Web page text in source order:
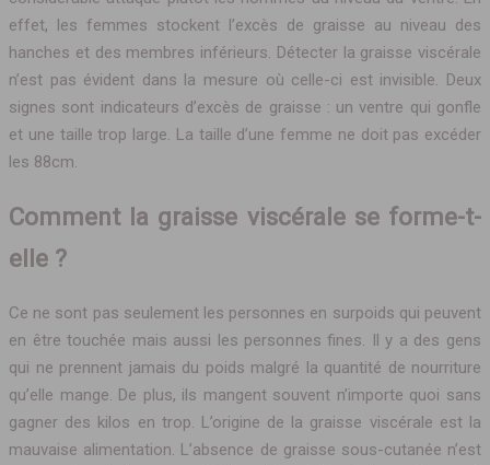
effet, les femmes stockent l’excès de graisse au niveau des
hanches et des membres inférieurs. Détecter la graisse viscérale
n’est pas évident dans la mesure où celle-ci est invisible. Deux
signes sont indicateurs d’excès de graisse : un ventre qui gonfle
et une taille trop large. La taille d’une femme ne doit pas excéder
les 88cm.
Comment la graisse viscérale se forme-t-
elle ?
Ce ne sont pas seulement les personnes en surpoids qui peuvent
en être touchée mais aussi les personnes fines. Il y a des gens
qui ne prennent jamais du poids malgré la quantité de nourriture
qu’elle mange. De plus, ils mangent souvent n’importe quoi sans
gagner des kilos en trop. L’origine de la graisse viscérale est la
mauvaise alimentation. L’absence de graisse sous-cutanée n’est